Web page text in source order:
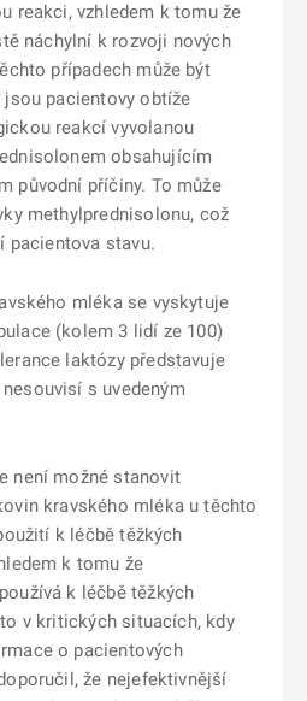
reakci, vzhledem k tomu že
náchylní k rozvoji nových
případech může být
pacientovy obtíže
reakcí vyvolanou
obsahujícím
původní příčiny. To může
methylprednisolonu, což
pacientova stavu.
mléka se vyskytuje
(kolem 3 lidí ze 100)
laktózy představuje
s uvedeným
není možné stanovit
kravského mléka u těchto
k léčbě těžkých
k tomu že
k léčbě těžkých
v kritických situacích, kdy
o pacientových
že nejefektivnější